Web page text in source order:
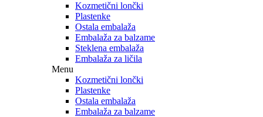
Kozmetični lončki
Plastenke
Ostala embalaža
Embalaža za balzame
Steklena embalaža
Embalaža za ličila
Menu
Kozmetični lončki
Plastenke
Ostala embalaža
Embalaža za balzame